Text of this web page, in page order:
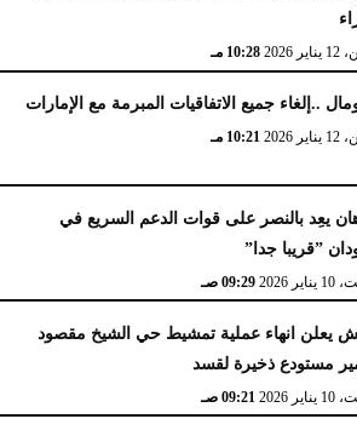
2026 10:28 مـ
..إلغاء جميع الاتفاقيات المبرمة مع الإمارات
2026 10:21 مـ
يعِد بالنصر على قوات الدعم السريع في
”قريبا جدا”
2026 09:29 صـ
يعلن انهاء عملية تمشيط حي الشيخ مقصود
مستودع ذخيرة لقسد
2026 09:21 صـ